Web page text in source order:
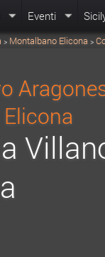
Eventi
> Montalbano Elicona >